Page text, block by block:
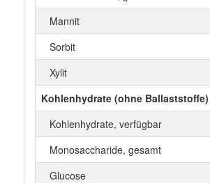
Mannit
Sorbit
Xylit
Kohlenhydrate (ohne Ballaststoffe)
Kohlenhydrate, verfügbar
Monosaccharide, gesamt
Glucose